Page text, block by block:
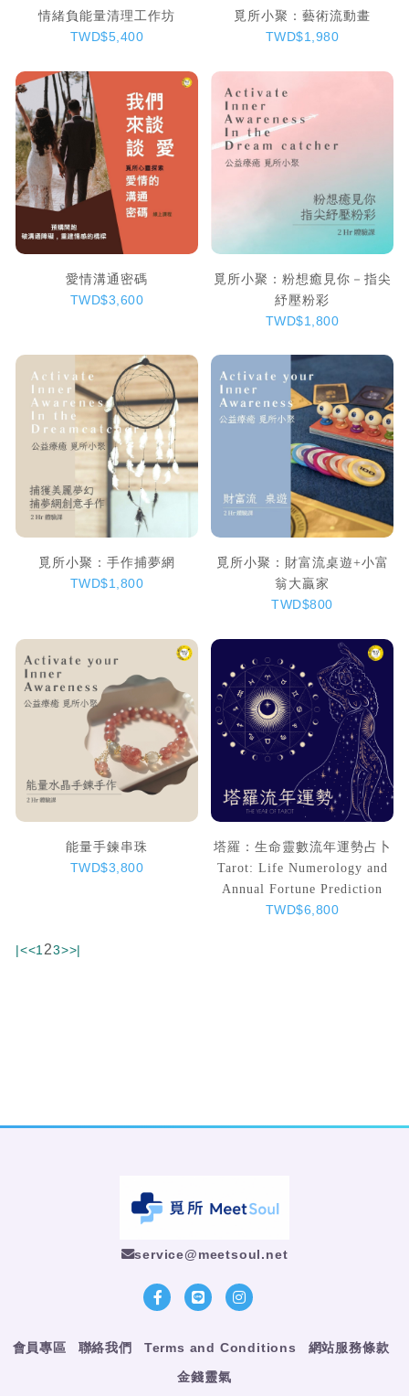
情緒負能量清理工作坊
TWD$5,400
覓所小聚：藝術流動畫
TWD$1,980
愛情溝通密碼
TWD$3,600
覓所小聚：粉想癒見你－指尖
紓壓粉彩
TWD$1,800
覓所小聚：手作捕夢網
TWD$1,800
覓所小聚：財富流桌遊+小富
翁大贏家
TWD$800
能量手鍊串珠
TWD$3,800
塔羅：生命靈數流年運勢占卜
Tarot: Life Numerology and
Annual Fortune Prediction
TWD$6,800
|<<1 23>>|
service@meetsoul.net
會員專區 聯絡我們 Terms and Conditions
網站服務條款
金錢靈氣